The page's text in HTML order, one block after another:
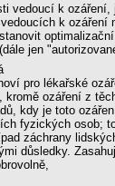
vedoucí k
k
jen
pro lékařské
kromě ozáření z
kdy je toto
fyzických osob;
záchrany
důsledky.